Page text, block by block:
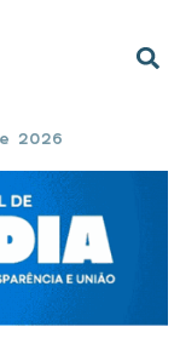
2026